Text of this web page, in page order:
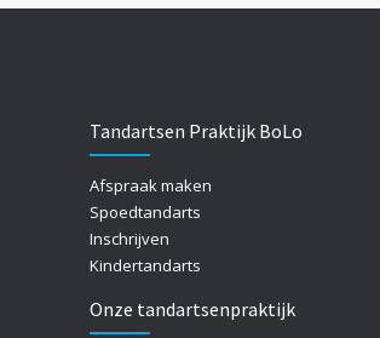
Tandartsen Praktijk BoLo
Afspraak maken
Spoedtandarts
Inschrijven
Kindertandarts
Onze tandartsenpraktijk